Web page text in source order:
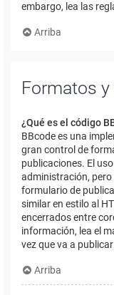
embargo, lea las
Arriba
Formatos
¿Qué es el código
BBcode es una
gran control de
publicaciones. El
administración, pero
formulario de
similar en estilo al
encerrados entre
información, lea el
vez que va a
Arriba